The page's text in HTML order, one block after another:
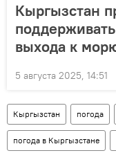
Кыргызстан
выхода к
5 августа 2025, 14:51
Кыргызстан погода
погода в Кыргызстане